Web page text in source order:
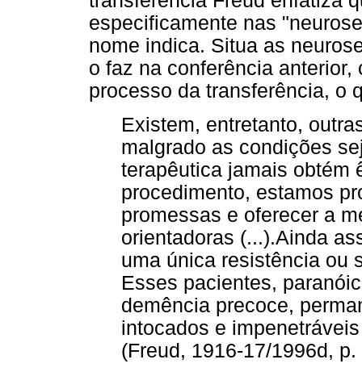
especificamente nas
nome indica. Situa as
o faz na conferência
processo da transferência, o
Existem, entretanto,
malgrado as condições
terapêutica jamais obtém
procedimento, estamos
promessas e oferecer a
orientadoras (...).Ainda
uma única resistência ou
Esses pacientes,
demência precoce,
intocados e
(Freud, 1916-17/1996d, p.